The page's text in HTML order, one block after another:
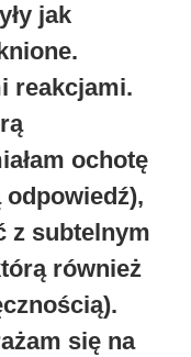
jak
reakcjami.
ochotę
z subtelnym
również
się na